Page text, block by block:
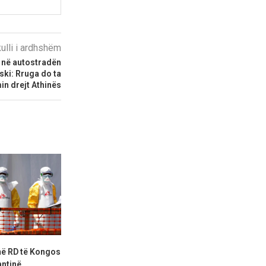
i ardhshëm
autostradën
Rruga do ta
drejt Athinës
RD të Kongos